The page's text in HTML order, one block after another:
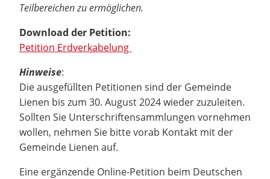
Teilbereichen zu ermöglichen.
Download der Petition:
Petition Erdverkabelung
Hinweise:
Die ausgefüllten Petitionen sind der Gemeinde
Lienen bis zum 30. August 2024 wieder zuzuleiten.
Sollten Sie Unterschriftensammlungen vornehmen
wollen, nehmen Sie bitte vorab Kontakt mit der
Gemeinde Lienen auf.
Eine ergänzende Online-Petition beim Deutschen